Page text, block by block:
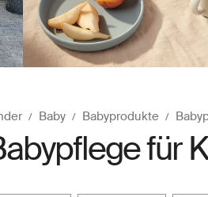
Baby Babyprodukte
für